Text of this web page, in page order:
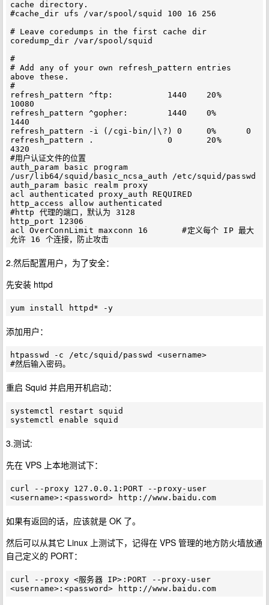
cache directory.
#cache_dir ufs /var/spool/squid 100 16 256
# Leave coredumps in the first cache dir
coredump_dir /var/spool/squid
#
# Add any of your own refresh_pattern entries
above these.
#
refresh_pattern ^ftp:           1440    20%
10080
refresh_pattern ^gopher:        1440    0%
1440
refresh_pattern -i (/cgi-bin/|\?) 0     0%      0
refresh_pattern .               0       20%
4320
#用户认证文件的位置
auth_param basic program
/usr/lib64/squid/basic_ncsa_auth /etc/squid/passwd
auth_param basic realm proxy
acl authenticated proxy_auth REQUIRED
http_access allow authenticated
#http 代理的端口，默认为 3128
http_port 12306
acl OverConnLimit maxconn 16       #定义每个 IP 最大
2.然后配置用户，为了安全：
先安装 httpd
添加用户：
htpasswd -c /etc/squid/passwd <username>
重启 Squid 并启用开机启动：
systemctl restart squid
3.测试:
先在 VPS 上本地测试下：
curl --proxy 127.0.0.1:PORT --proxy-user
如果有返回的话，应该就是 OK 了。
然后可以从其它 Linux 上测试下，记得在 VPS 管理的地方防火墙放通
自己定义的 PORT：
curl --proxy <服务器 IP>:PORT --proxy-user